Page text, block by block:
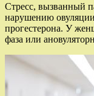
Стресс, вызванный
нарушению
прогестерона. У
фаза или